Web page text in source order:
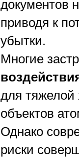
документов
приводя к
убытки.
Многие
для тяжелой
объектов
Однако
риски